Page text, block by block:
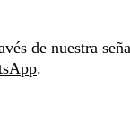
de nuestra
.